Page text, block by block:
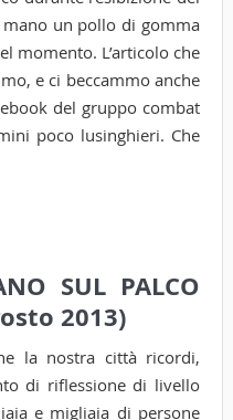
un pollo di gomma
momento. L’articolo che
e ci beccammo anche
del gruppo combat
poco lusinghieri. Che
SUL PALCO
2013)
la nostra città ricordi,
di riflessione di livello
e migliaia di persone